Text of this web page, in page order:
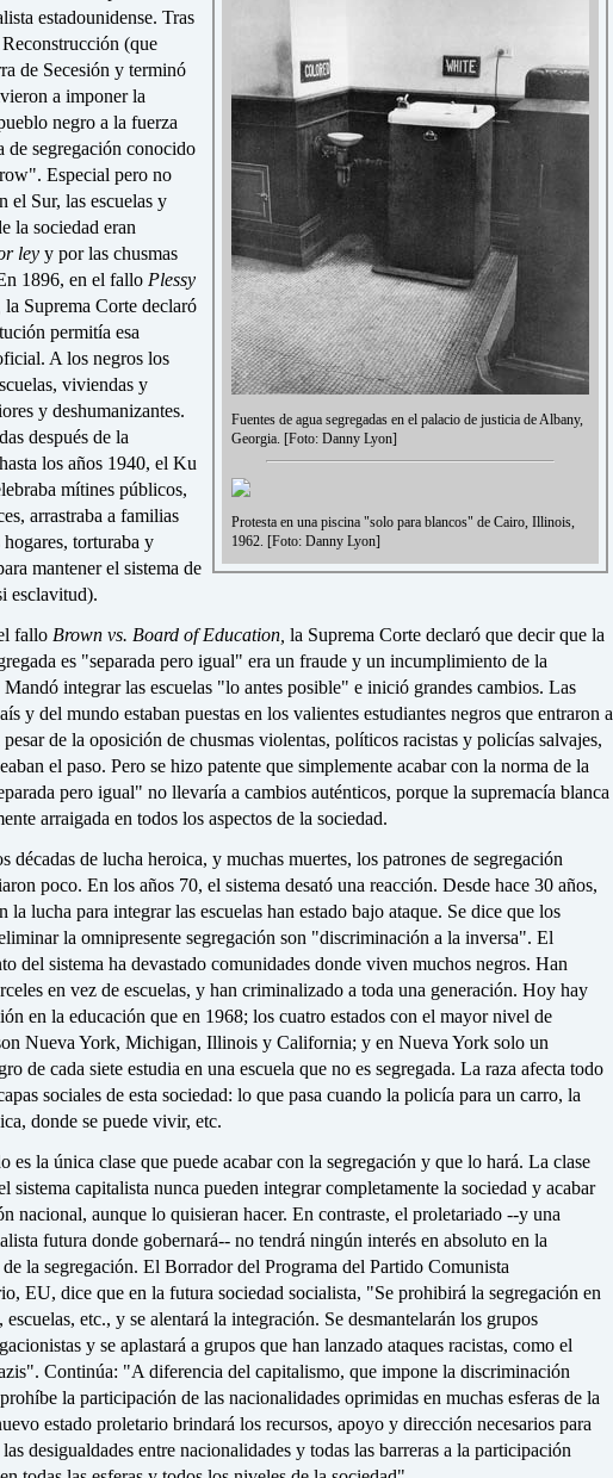
Fuentes de agua segregadas en el palacio de justicia de Albany,
Georgia. [Foto: Danny Lyon]
Protesta en una piscina "solo para blancos" de Cairo, Illinois,
1962. [Foto: Danny Lyon]
estadounidense. Tras
(que
de Secesión y terminó
a imponer la
negro a la fuerza
de segregación conocido
Especial pero no
el Sur, las escuelas y
la sociedad eran
ley y por las chusmas
1896, en el fallo Plessy
la Suprema Corte declaró
permitía esa
A los negros los
viviendas y
y deshumanizantes.
después de la
los años 1940, el Ku
mítines públicos,
arrastraba a familias
hogares, torturaba y
mantener el sistema de
esclavitud).
fallo Brown vs. Board of Education, la Suprema Corte declaró que decir que la
es "separada pero igual" era un fraude y un incumplimiento de la
integrar las escuelas "lo antes posible" e inició grandes cambios. Las
y del mundo estaban puestas en los valientes estudiantes negros que entraron a
pesar de la oposición de chusmas violentas, políticos racistas y policías salvajes,
el paso. Pero se hizo patente que simplemente acabar con la norma de la
pero igual" no llevaría a cambios auténticos, porque la supremacía blanca
arraigada en todos los aspectos de la sociedad.
décadas de lucha heroica, y muchas muertes, los patrones de segregación
poco. En los años 70, el sistema desató una reacción. Desde hace 30 años,
la lucha para integrar las escuelas han estado bajo ataque. Se dice que los
la omnipresente segregación son "discriminación a la inversa". El
del sistema ha devastado comunidades donde viven muchos negros. Han
en vez de escuelas, y han criminalizado a toda una generación. Hoy hay
en la educación que en 1968; los cuatro estados con el mayor nivel de
Nueva York, Michigan, Illinois y California; y en Nueva York solo un
de cada siete estudia en una escuela que no es segregada. La raza afecta todo
sociales de esta sociedad: lo que pasa cuando la policía para un carro, la
donde se puede vivir, etc.
es la única clase que puede acabar con la segregación y que lo hará. La clase
sistema capitalista nunca pueden integrar completamente la sociedad y acabar
nacional, aunque lo quisieran hacer. En contraste, el proletariado --y una
futura donde gobernará-- no tendrá ningún interés en absoluto en la
la segregación. El Borrador del Programa del Partido Comunista
EU, dice que en la futura sociedad socialista, "Se prohibirá la segregación en
escuelas, etc., y se alentará la integración. Se desmantelarán los grupos
y se aplastará a grupos que han lanzado ataques racistas, como el
Continúa: "A diferencia del capitalismo, que impone la discriminación
la participación de las nacionalidades oprimidas en muchas esferas de la
estado proletario brindará los recursos, apoyo y dirección necesarios para
desigualdades entre nacionalidades y todas las barreras a la participación